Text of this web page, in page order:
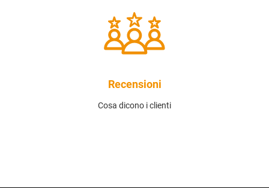
Recensioni
Cosa dicono i clienti